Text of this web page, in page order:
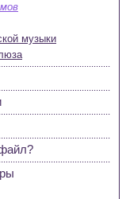
музыки